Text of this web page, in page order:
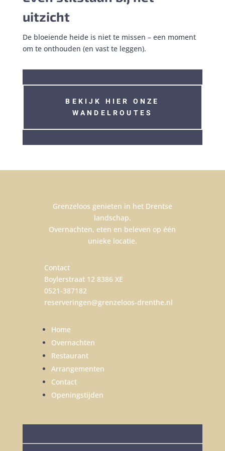
uitzicht
De bloeiende heide is niet te missen – een moment
om te onthouden (en vast te leggen).
BEKIJK HIER ONZE
WANDELROUTES
Grenzeloos genieten in het Drentse
landschap.
Overnachten, eten en beleven op één
unieke locatie.
Contact
Boylerstraat 12 8386 XE
0521-387182
reserveringen@grenzeloos-drenthe.nl
Home
Overnachten
Restaurant
Arrangementen
Contact
Openingstijden